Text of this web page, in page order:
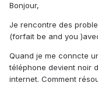
Bonjour,
Je rencontre des
(forfait be and you
Quand je me conncte
téléphone devient noir
internet. Comment